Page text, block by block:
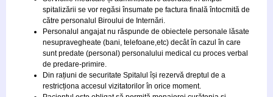
spitalizării se vor regăsi însumate pe factura finală întocmită de
către personalul Biroului de Internări.
Personalul angajat nu răspunde de obiectele personale lăsate
nesupravegheate (bani, telefoane,etc) decât în cazul în care
sunt predate (personal) personalului medical cu proces verbal
de predare-primire.
Din rațiuni de securitate Spitalul își rezervă dreptul de a
restricționa accesul vizitatorilor în orice moment.